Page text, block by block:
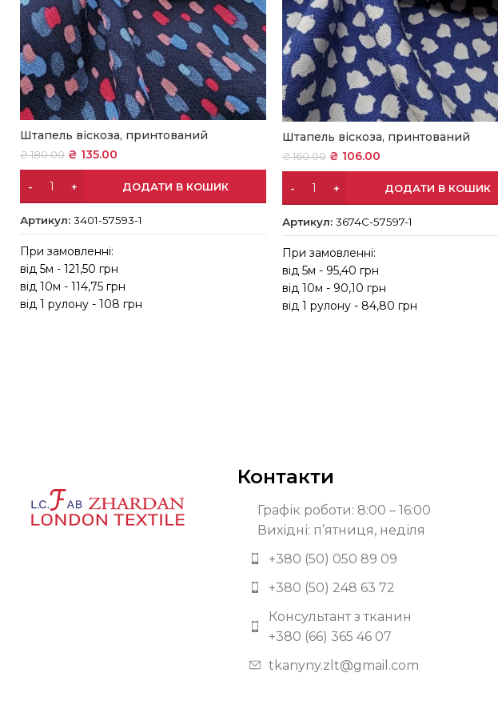
Штапель віскоза, принтований
₴180.00 ₴ 135.00
ДОДАТИ В КОШИК
Артикул:3401-57593-1
При замовленні:
від 5м - 121,50 грн
від 10м - 114,75 грн
від 1 рулону - 108 грн
Штапель віскоза, принтований
₴160.00 ₴ 106.00
ДОДАТИ В КОШИК
Артикул:3674C-57597-1
При замовленні:
від 5м - 95,40 грн
від 10м - 90,10 грн
від 1 рулону - 84,80 грн
Контакти
Графік роботи: 8:00 – 16:00
Вихідні: п’ятниця, неділя
+380 (50) 050 89 09
+380 (50) 248 63 72
Консультант з тканин
+380 (66) 365 46 07
tkanyny.zlt@gmail.com